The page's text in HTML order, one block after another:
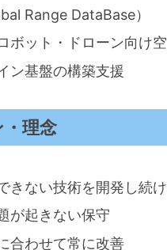
Range DataBase）
ボット・ドローン向け
ン基盤の構築支援
・理念
きない技術を開発し続
が起きない保守
合わせて常に改善